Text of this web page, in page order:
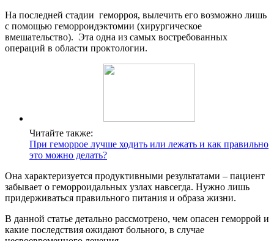
На последней стадии геморроя, вылечить его возможно лишь
с помощью геморроидэктомии (хирургическое
вмешательство). Эта одна из самых востребованных
операций в области проктологии.
Читайте также:
При геморрое лучше ходить или лежать и как правильно
это можно делать?
Она характеризуется продуктивными результатами – пациент
забывает о геморроидальных узлах навсегда. Нужно лишь
придерживаться правильного питания и образа жизни.
В данной статье детально рассмотрено, чем опасен геморрой и
какие последствия ожидают больного, в случае